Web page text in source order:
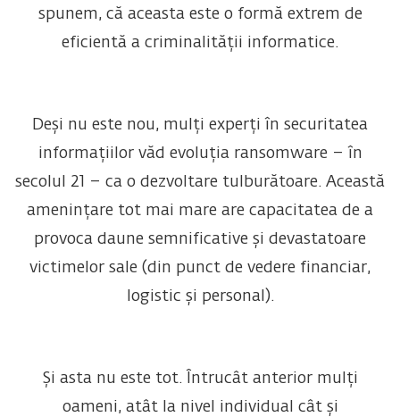
spunem, că aceasta este o formă extrem de
eficientă a criminalității informatice.
Deși nu este nou, mulți experți în securitatea
informațiilor văd evoluția ransomware – în
secolul 21 – ca o dezvoltare tulburătoare. Această
amenințare tot mai mare are capacitatea de a
provoca daune semnificative și devastatoare
victimelor sale (din punct de vedere financiar,
logistic și personal).
Și asta nu este tot. Întrucât anterior mulți
oameni, atât la nivel individual cât și